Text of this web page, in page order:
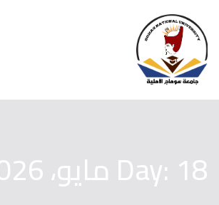
إلى
المحتوى
Day: 18 مايو، 2026